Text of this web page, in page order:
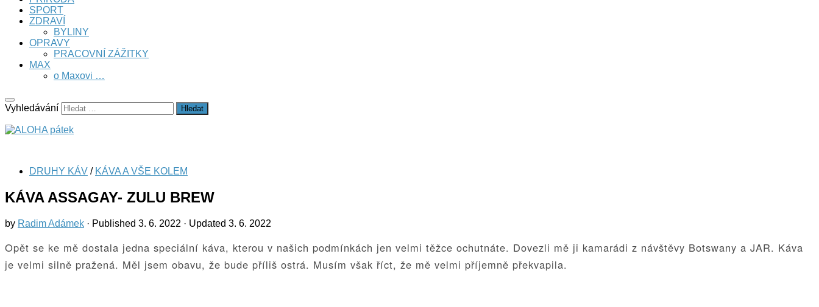
SPORT
ZDRAVÍ
BYLINY
OPRAVY
PRACOVNÍ ZÁŽITKY
MAX
o Maxovi …
Vyhledávání
DRUHY KÁV / KÁVA A VŠE KOLEM
KÁVA ASSAGAY- ZULU BREW
by Radim Adámek · Published 3. 6. 2022 · Updated 3. 6. 2022
Opět se ke mě dostala jedna speciální káva, kterou v našich podmínkách jen velmi těžce ochutnáte. Dovezli mě ji kamarádi z návštěvy Botswany a JAR. Káva
je velmi silně pražená. Měl jsem obavu, že bude příliš ostrá. Musím však říct, že mě velmi příjemně překvapila.